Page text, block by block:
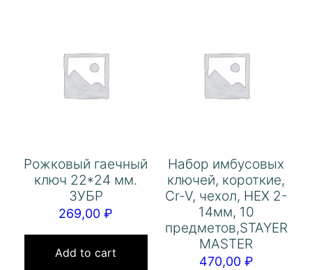
Рожковый гаечный
ключ 22*24 мм.
ЗУБР
269,00₽
Add to cart
Набор имбусовых
ключей, короткие,
Cr-V, чехол, HEX 2-
14мм, 10
предметов,STAYER
MASTER
470,00 ₽